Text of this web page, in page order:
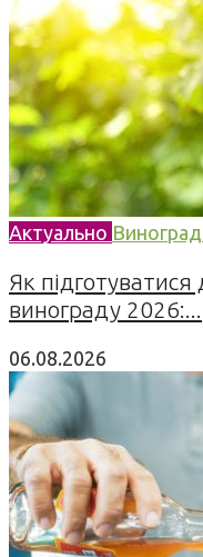
Актуально
Як
винограду 2026:...
06.08.2026